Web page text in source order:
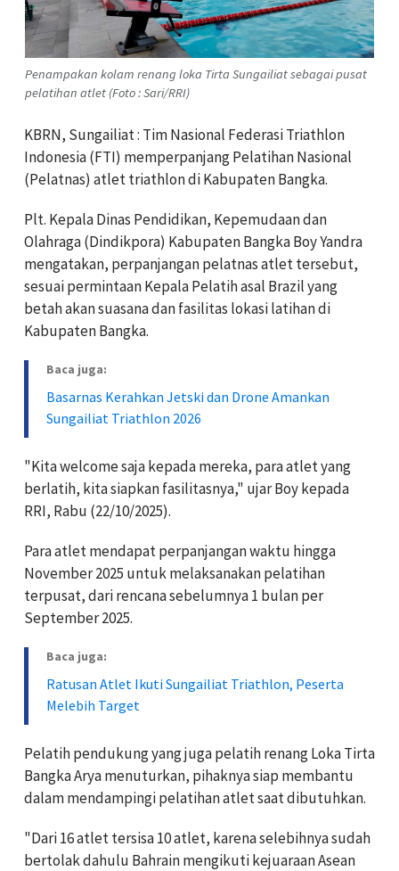
Penampakan kolam renang loka Tirta Sungailiat sebagai pusat
pelatihan atlet (Foto : Sari/RRI)
KBRN, Sungailiat : Tim Nasional Federasi Triathlon
Indonesia (FTI) memperpanjang Pelatihan Nasional
(Pelatnas) atlet triathlon di Kabupaten Bangka.
Plt. Kepala Dinas Pendidikan, Kepemudaan dan
Olahraga (Dindikpora) Kabupaten Bangka Boy Yandra
mengatakan, perpanjangan pelatnas atlet tersebut,
sesuai permintaan Kepala Pelatih asal Brazil yang
betah akan suasana dan fasilitas lokasi latihan di
Kabupaten Bangka.
Baca juga:
Basarnas Kerahkan Jetski dan Drone Amankan
Sungailiat Triathlon 2026
"Kita welcome saja kepada mereka, para atlet yang
berlatih, kita siapkan fasilitasnya," ujar Boy kepada
RRI, Rabu (22/10/2025).
Para atlet mendapat perpanjangan waktu hingga
November 2025 untuk melaksanakan pelatihan
terpusat, dari rencana sebelumnya 1 bulan per
September 2025.
Baca juga:
Ratusan Atlet Ikuti Sungailiat Triathlon, Peserta
Melebih Target
Pelatih pendukung yang juga pelatih renang Loka Tirta
Bangka Arya menuturkan, pihaknya siap membantu
dalam mendampingi pelatihan atlet saat dibutuhkan.
"Dari 16 atlet tersisa 10 atlet, karena selebihnya sudah
bertolak dahulu Bahrain mengikuti kejuaraan Asean